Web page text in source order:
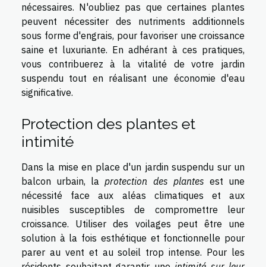
nécessaires. N'oubliez pas que certaines plantes
peuvent nécessiter des nutriments additionnels
sous forme d'engrais, pour favoriser une croissance
saine et luxuriante. En adhérant à ces pratiques,
vous contribuerez à la vitalité de votre jardin
suspendu tout en réalisant une économie d'eau
significative.
Protection des plantes et
intimité
Dans la mise en place d'un jardin suspendu sur un
balcon urbain, laprotection des plantes est une
nécessité face aux aléas climatiques et aux
nuisibles susceptibles de compromettre leur
croissance. Utiliser des voilages peut être une
solution à la fois esthétique et fonctionnelle pour
parer au vent et au soleil trop intense. Pour les